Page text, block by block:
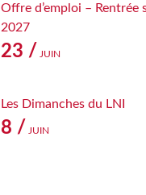
Offre d’emploi – Rentrée
2027
23 / JUIN
Les Dimanches du LNI
8 / JUIN